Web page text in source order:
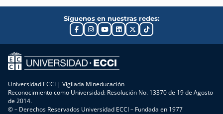
Síguenos en nuestras redes:
Universidad ECCI | Vigilada Mineducación
Reconocimiento como Universidad: Resolución No. 13370 de 19 de Agosto
de 2014.
© – Derechos Reservados Universidad ECCI – Fundada en 1977